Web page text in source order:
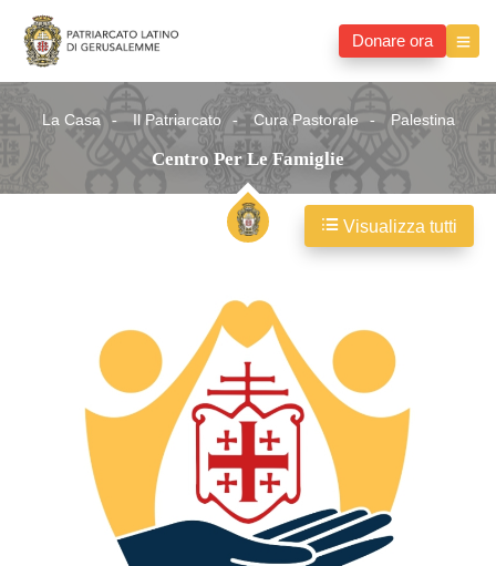
Donare ora
La Casa Il Patriarcato Cura Pastorale Palestina
Centro Per Le Famiglie
Visualizza tutti